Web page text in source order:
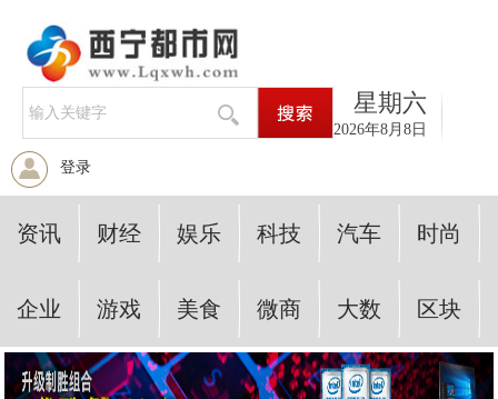
星期六
2026年8月8日
登录
资讯 财经 娱乐 科技 汽车 时尚
企业 游戏 美食 微商 大数 区块